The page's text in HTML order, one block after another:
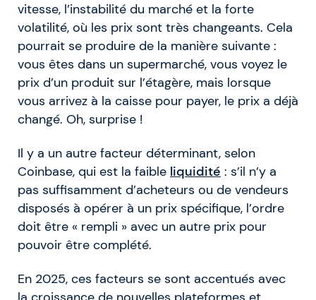
vitesse, l’instabilité du marché et la forte
volatilité, où les prix sont très changeants. Cela
pourrait se produire de la manière suivante :
vous êtes dans un supermarché, vous voyez le
prix d’un produit sur l’étagère, mais lorsque
vous arrivez à la caisse pour payer, le prix a déjà
changé. Oh, surprise !
Il y a un autre facteur déterminant, selon
Coinbase, qui est la faible liquidité : s’il n’y a
pas suffisamment d’acheteurs ou de vendeurs
disposés à opérer à un prix spécifique, l’ordre
doit être « rempli » avec un autre prix pour
pouvoir être complété.
En 2025, ces facteurs se sont accentués avec